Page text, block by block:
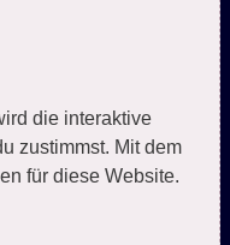
die interaktive
zustimmst. Mit dem
für diese Website.